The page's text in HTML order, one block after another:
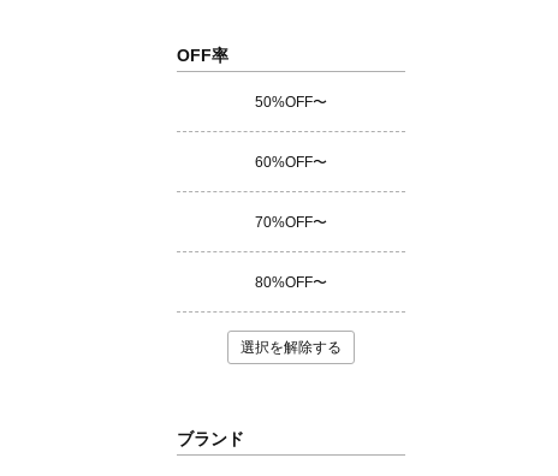
OFF率
50%OFF〜
60%OFF〜
70%OFF〜
80%OFF〜
選択を解除する
ブランド